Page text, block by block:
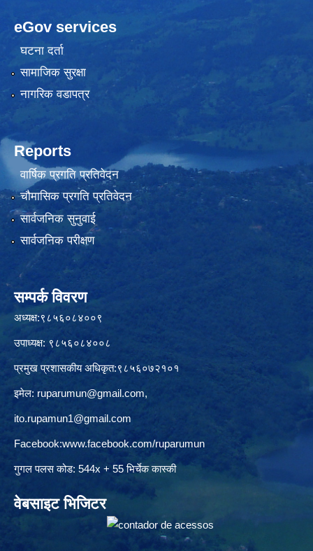
eGov services
घटना दर्ता
सामाजिक सुरक्षा
नागरिक वडापत्र
Reports
वार्षिक प्रगति प्रतिवेदन
चौमासिक प्रगति प्रतिवेदन
सार्वजनिक सुनुवाई
सार्वजनिक परीक्षण
सम्पर्क विवरण
अध्यक्ष:९८५६०८४००९
उपाध्यक्ष: ९८५६०८४००८
प्रमुख प्रशासकीय अधिकृत:९८५६०७२१०१
इमेल: ruparumun@gmail.com,
ito.rupamun1@gmail.com
Facebook:www.facebook.com/ruparumun
गुगल पलस कोड: 544x + 55 भिर्चेक कास्की
वेबसाइट भिजिटर